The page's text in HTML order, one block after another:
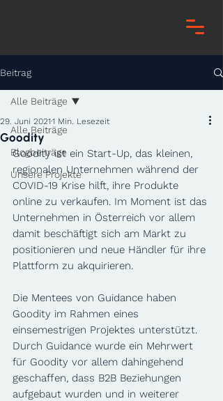
Beitrag
Alle Beiträge
Blogbeiträge
Unsere Projekte
Alle Beiträge
Goodity
29. Juni 2021 1 Min. Lesezeit
Goodity ist ein Start-Up, das kleinen,
regionalen Unternehmen während der
COVID-19 Krise hilft, ihre Produkte
online zu verkaufen​. Im Moment ist das
Unternehmen in Österreich vor allem
damit beschäftigt sich am Markt zu
positionieren und neue Händler für ihre
Plattform zu akquirieren.
Die Mentees von Guidance haben
Goodity im Rahmen eines
einsemestrigen Projektes unterstützt.
Durch Guidance wurde ein Mehrwert
für Goodity vor allem dahingehend
geschaffen, dass B2B Beziehungen
aufgebaut wurden und in weiterer